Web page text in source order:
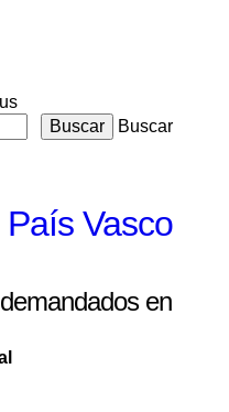
Buscar
Vasco
en